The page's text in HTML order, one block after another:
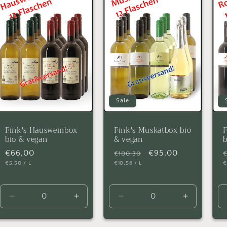
Fink's Hausweinbox
bio & vegan
Normaler
Preis
€66,00
GRUNDPREIS
€5,50 / PRO
L
Verringere
die
Menge
Erhöhe
die
Menge
Sale
Fink's Muskatbox bio
& vegan
Normaler
Preis
€100,30 Verkaufspreis
€95,00
GRUNDPREIS
€10,56 / PRO
L
Verringere
die
Menge
Erhöhe
die
Menge